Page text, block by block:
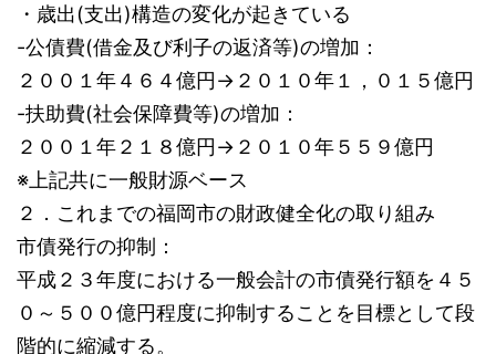
・歳出(支出)構造の変化が起きている
-公債費(借金及び利子の返済等)の増加：
２００１年４６４億円→２０１０年１，０１５億円
-扶助費(社会保障費等)の増加：
２００１年２１８億円→２０１０年５５９億円
※上記共に一般財源ベース
２．これまでの福岡市の財政健全化の取り組み
市債発行の抑制：
平成２３年度における一般会計の市債発行額を４５
０～５００億円程度に抑制することを目標として段
階的に縮減する。